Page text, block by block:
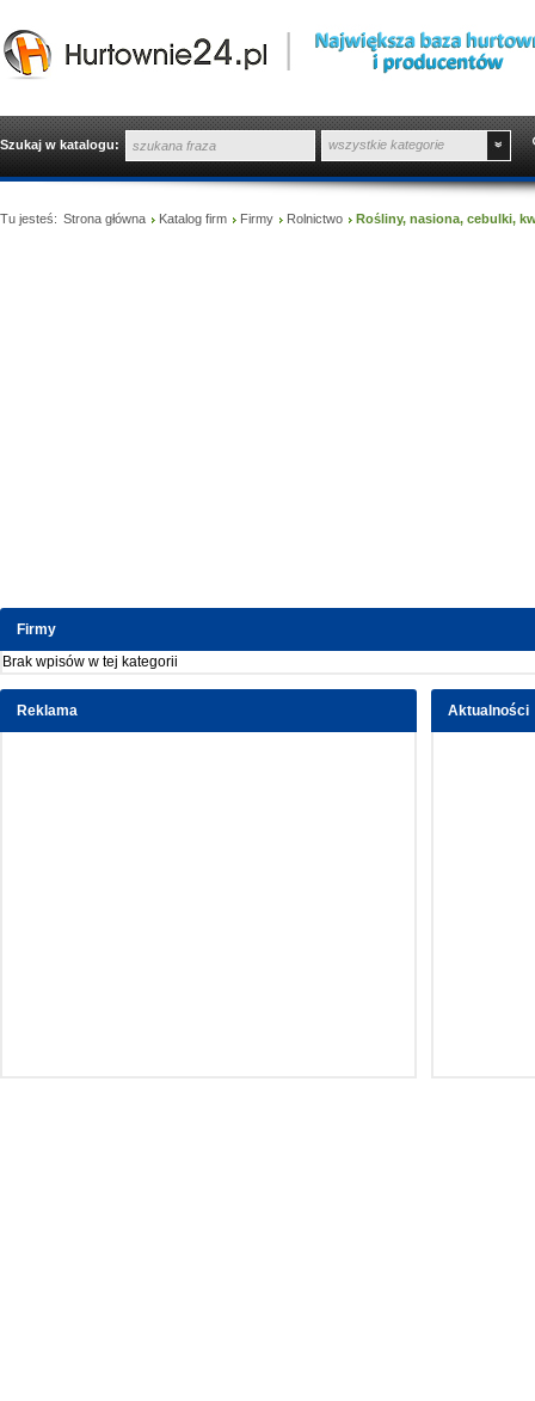
Szukaj w katalogu: wszystkie kategorie
Tu jesteś: Strona główna Katalog firm Firmy Rolnictwo Rośliny, nasiona, cebulki,
Firmy
Brak wpisów w tej kategorii
Aktualności
Reklama